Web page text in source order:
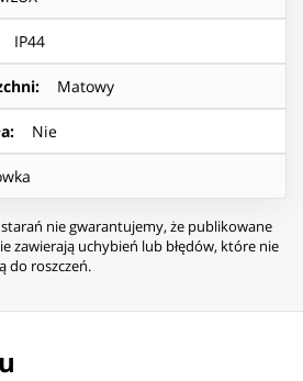
IP44
: Matowy
: Nie
nie gwarantujemy, że publikowane
zawierają uchybień lub błędów, które nie
do roszczeń.